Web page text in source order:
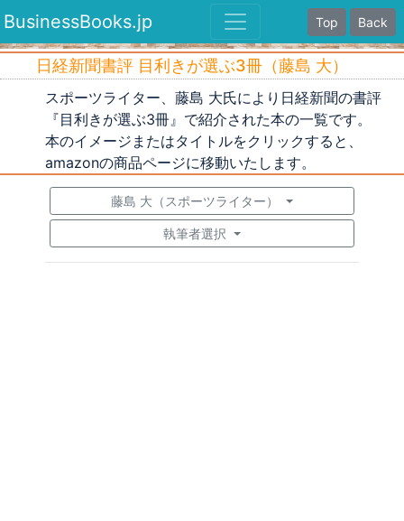
BusinessBooks.jp Top Back
日経新聞書評 目利きが選ぶ3冊（藤島 大）
スポーツライター、藤島 大氏により日経新聞の書評
『目利きが選ぶ3冊』で紹介された本の一覧です。
本のイメージまたはタイトルをクリックすると、
amazonの商品ページに移動いたします。
藤島 大（スポーツライター）
執筆者選択